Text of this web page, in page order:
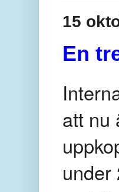
15
En
att nu
under